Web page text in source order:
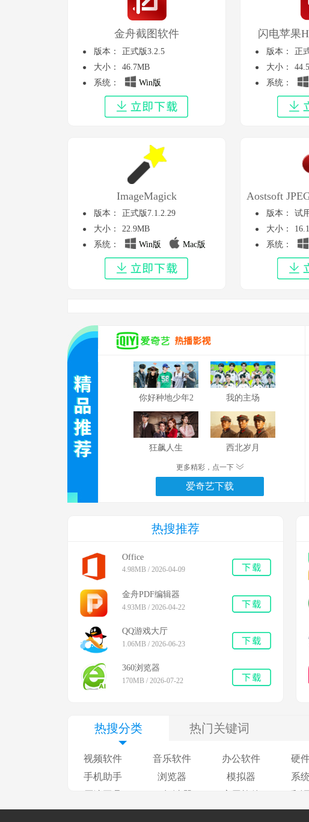
金舟截图软件
版本：
正式版3.2.5
大小：
46.7MB
系统：
Win版
闪电苹果
版本：
正
大小：
系统：
ImageMagick
版本：
正式版7.1.2.29
大小：
22.9MB
系统：
Win版 Mac版
版本：
试
大小：
系统：
你好种地少年2 我的主场
狂飙人生 西北岁月
更多精彩，点一下
爱奇艺下载
热搜推荐
Office
4.98MB / 2026-04-09
金舟PDF编辑器
4.93MB / 2026-04-22
QQ游戏大厅
1.06MB / 2026-06-23
360浏览器
170MB / 2026-07-22
热搜分类 热门关键词
视频软件 音乐软件 办公软件 硬
手机助手
浏览器 模拟器 系